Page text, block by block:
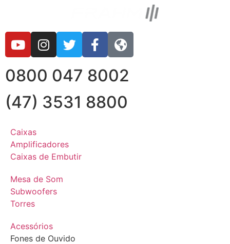
0800 047 8002
(47) 3531 8800
Caixas
Amplificadores
Caixas de Embutir
Mesa de Som
Subwoofers
Torres
Acessórios
Fones de Ouvido